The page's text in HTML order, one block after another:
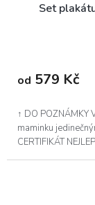
Set
od 579 Kč
↑ DO POZNÁMKY
maminku
CERTIFIKÁT